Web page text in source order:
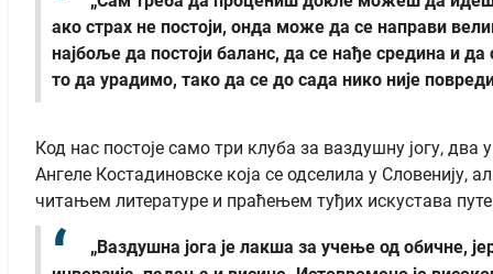
ако страх не постоји, онда може да се направи
најбоље да постоји баланс, да се нађе средина и
то да урадимо, тако да се до сада нико није
Код нас постоје само три клуба за ваздушну јогу,
Ангеле Костадиновске која се одселила у Словенију,
читањем литературе и праћењем туђих искустава
„Ваздушна јога је лакша за учење од обичне,